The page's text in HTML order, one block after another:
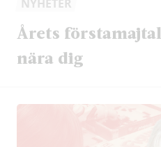
NYHETER
Årets
nära dig